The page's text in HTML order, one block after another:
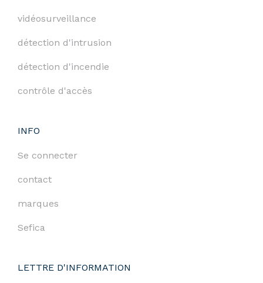
vidéosurveillance
détection d'intrusion
détection d'incendie
contrôle d'accès
INFO
Se connecter
contact
marques
Sefica
LETTRE D'INFORMATION